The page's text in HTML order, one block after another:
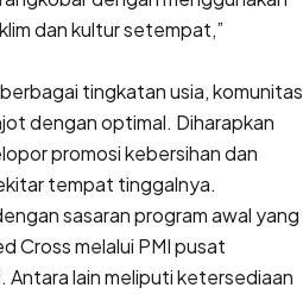
dan kultur setempat,”
tingkatan usia, komunitas
dengan optimal. Diharapkan
promosi kebersihan dan
tempat tinggalnya.
sasaran program awal yang
Cross melalui PMI pusat
Antara lain meliputi ketersediaan